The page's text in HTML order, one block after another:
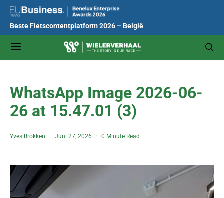
Beste Fietscontentplatform 2026 – België
WhatsApp Image 2026-06-
26 at 15.47.01 (3)
Yves Brokken Juni 27, 2026 0 Minute Read